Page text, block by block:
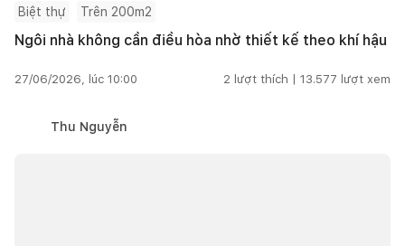
Biệt thự Trên 200m2
Ngôi nhà không cần điều hòa nhờ thiết kế theo khí hậu
27/06/2026, lúc 10:00 2 lượt thích | 13.577 lượt xem
Thu Nguyễn